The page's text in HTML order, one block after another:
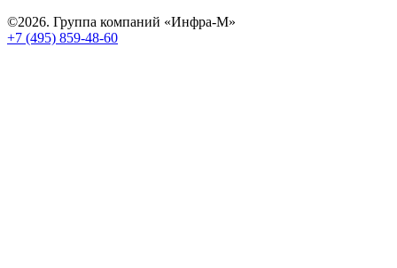
©2026. Группа компаний «Инфра-М»
+7 (495) 859-48-60